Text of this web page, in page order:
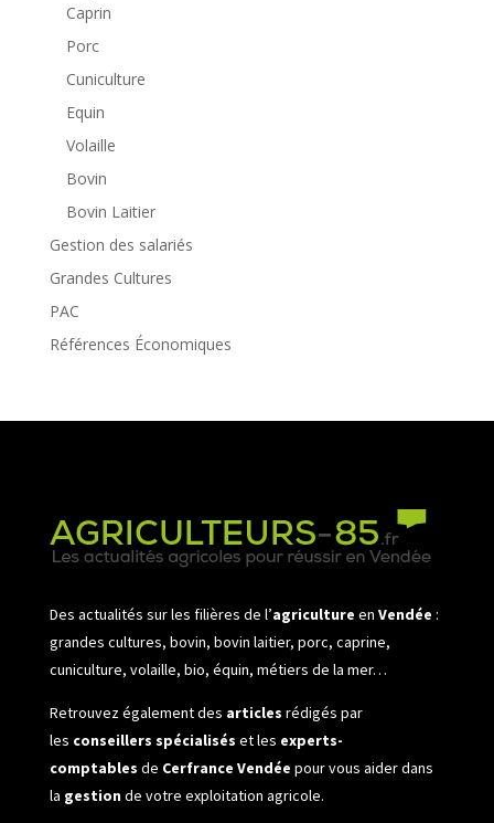
Caprin
Porc
Cuniculture
Equin
Volaille
Bovin
Bovin Laitier
Gestion des salariés
Grandes Cultures
PAC
Références Économiques
Des actualités sur les filières de l’agriculture en Vendée :
grandes cultures, bovin, bovin laitier, porc, caprine,
cuniculture, volaille, bio, équin, métiers de la mer…
Retrouvez également des articles rédigés par
les conseillers spécialisés et les experts-
comptables de Cerfrance Vendée pour vous aider dans
la gestionde votre exploitation agricole.